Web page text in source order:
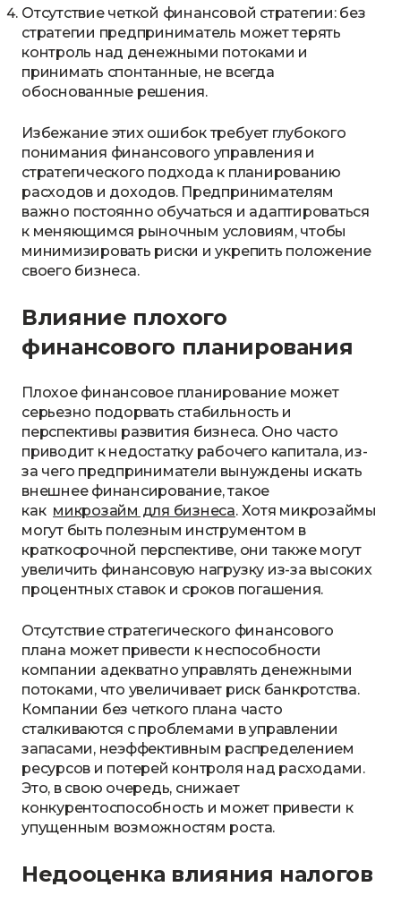
Отсутствие четкой финансовой стратегии: без
стратегии предприниматель может терять
контроль над денежными потоками и
принимать спонтанные, не всегда
обоснованные решения.
Избежание этих ошибок требует глубокого
понимания финансового управления и
стратегического подхода к планированию
расходов и доходов. Предпринимателям
важно постоянно обучаться и адаптироваться
к меняющимся рыночным условиям, чтобы
минимизировать риски и укрепить положение
своего бизнеса.
Влияние плохого
финансового планирования
Плохое финансовое планирование может
серьезно подорвать стабильность и
перспективы развития бизнеса. Оно часто
приводит к недостатку рабочего капитала, из-
за чего предприниматели вынуждены искать
внешнее финансирование, такое
как микрозайм для бизнеса. Хотя микрозаймы
могут быть полезным инструментом в
краткосрочной перспективе, они также могут
увеличить финансовую нагрузку из-за высоких
процентных ставок и сроков погашения.
Отсутствие стратегического финансового
плана может привести к неспособности
компании адекватно управлять денежными
потоками, что увеличивает риск банкротства.
Компании без четкого плана часто
сталкиваются с проблемами в управлении
запасами, неэффективным распределением
ресурсов и потерей контроля над расходами.
Это, в свою очередь, снижает
конкурентоспособность и может привести к
упущенным возможностям роста.
Недооценка влияния налогов